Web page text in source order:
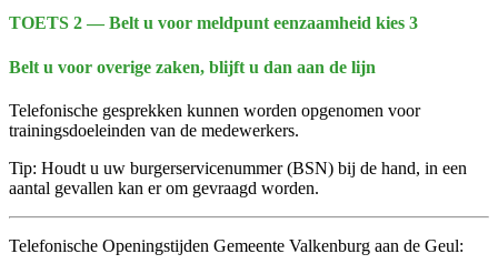
TOETS 2 — Belt u voor meldpunt eenzaamheid kies 3
Belt u voor overige zaken, blijft u dan aan de lijn
Telefonische gesprekken kunnen worden opgenomen voor
trainingsdoeleinden van de medewerkers.
Tip: Houdt u uw burgerservicenummer (BSN) bij de hand, in een
aantal gevallen kan er om gevraagd worden.
Telefonische Openingstijden Gemeente Valkenburg aan de Geul: